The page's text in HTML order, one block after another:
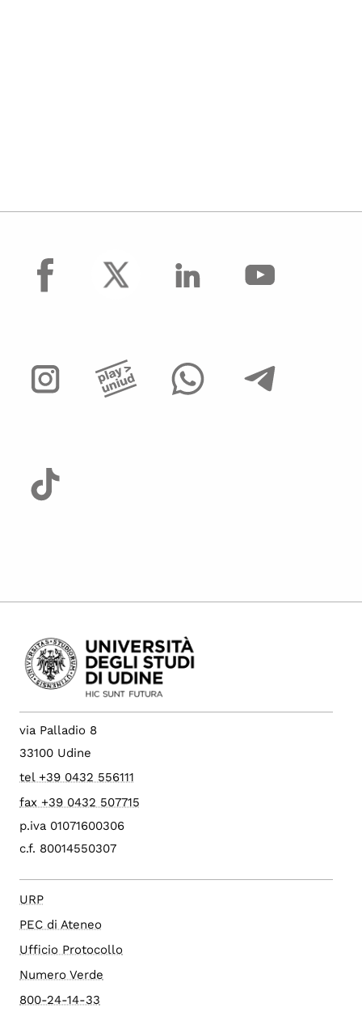
facebook
via Palladio 8
33100 Udine
tel +39 0432 556111
fax +39 0432 507715
p.iva 01071600306
c.f. 80014550307
URP
PEC di Ateneo
Ufficio Protocollo
Numero Verde
800-24-14-33